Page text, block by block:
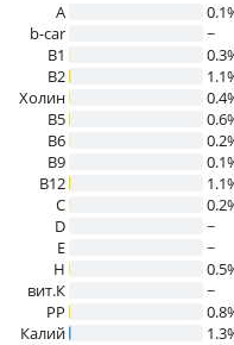
A
b-car
~
В1
B2
Холин
B5
B6
B9
B12
C
D
~
E
~
H
вит.К
~
PP
Калий